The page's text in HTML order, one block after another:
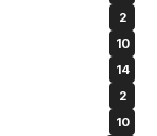
2
10
14
2
10